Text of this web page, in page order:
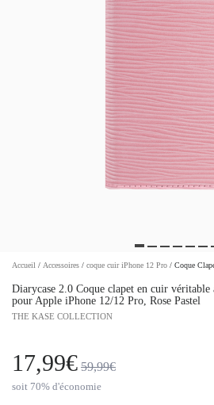
Accueil / Accessoires / coque cuir iPhone 12 Pro / Coque
Diarycase 2.0 Coque clapet en cuir véritable
pour Apple iPhone 12/12 Pro, Rose Pastel
THE KASE COLLECTION
17,99€ 59,99€
soit 70% d'économie